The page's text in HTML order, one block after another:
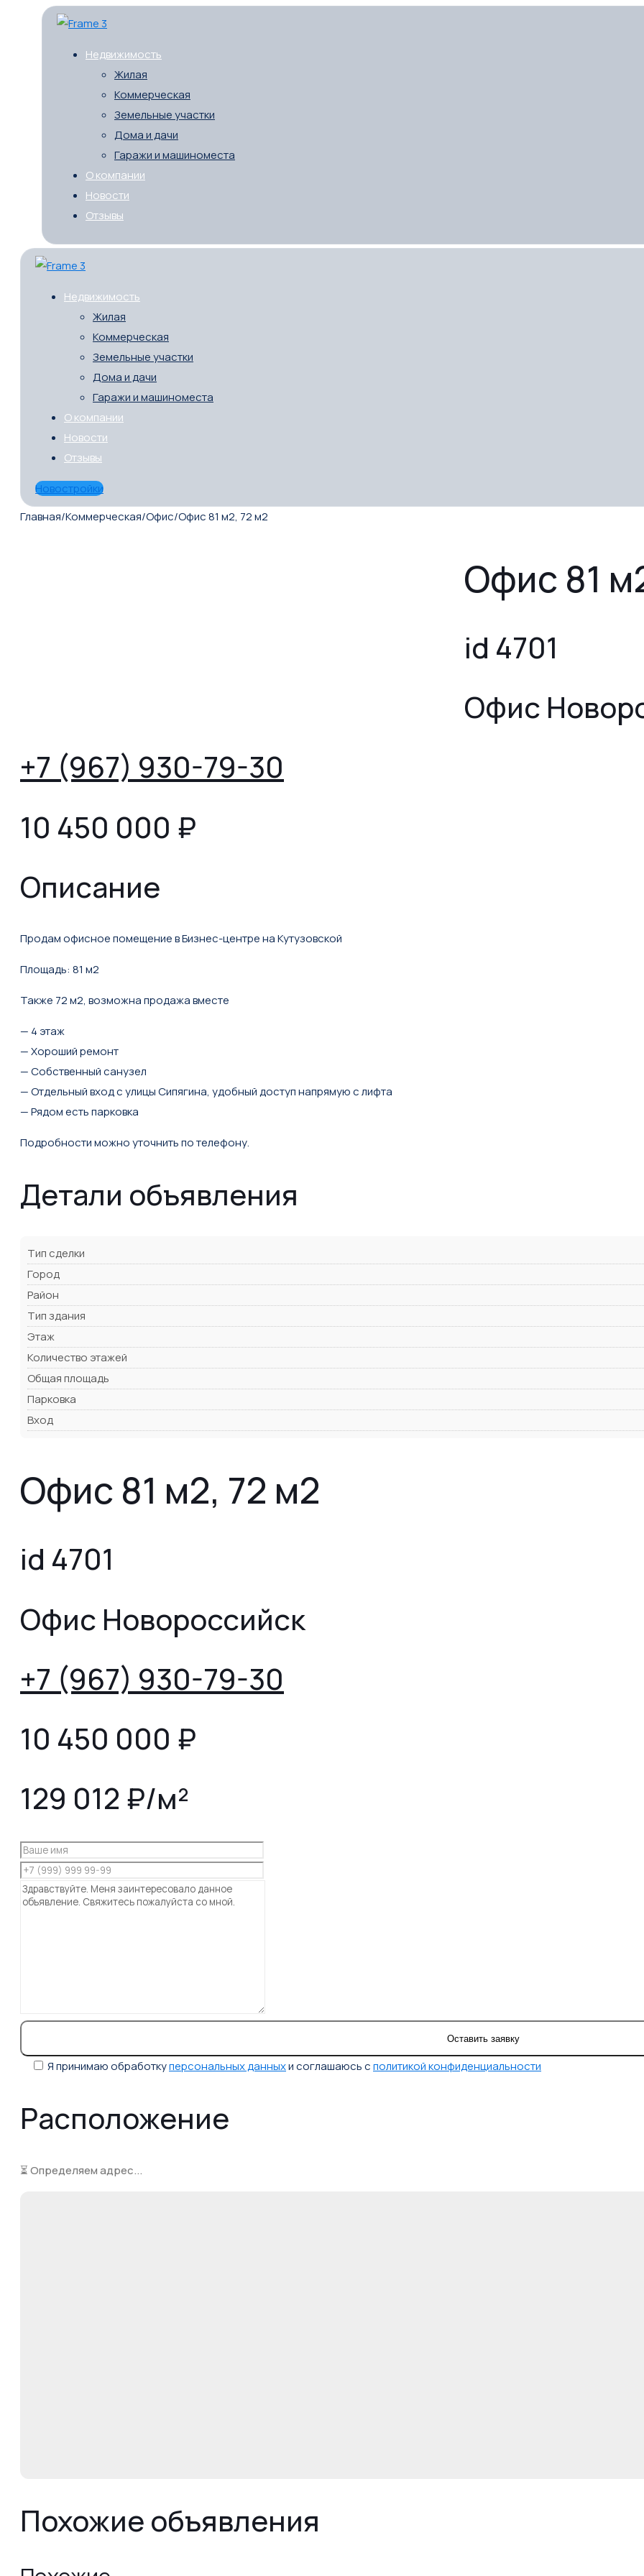
Недвижимость
Жилая
Коммерческая
Земельные участки
Дома и дачи
Гаражи и машиноместа
О компании
Новости
Отзывы
Недвижимость
Жилая
Коммерческая
Земельные участки
Дома и дачи
Гаражи и машиноместа
О компании
Новости
Отзывы
Новостройки
Главная/Коммерческая/Офис/Офис 81 м2, 72 м2
Офис 81
id 4701
Офис
+7 (967) 930-79-30
10 450 000 ₽
Описание
Продам офисное помещение в Бизнес-центре на Кутузовской
Площадь: 81 м2
Также 72 м2, возможна продажа вместе
— 4 этаж
— Хороший ремонт
— Собственный санузел
— Отдельный вход с улицы Сипягина, удобный доступ напрямую с лифта
— Рядом есть парковка
Подробности можно уточнить по телефону.
Детали объявления
Тип сделки
Город
Район
Тип здания
Этаж
Количество этажей
Общая площадь
Парковка
Вход
Офис 81 м2, 72 м2
id 4701
Офис Новороссийск
+7 (967) 930-79-30
10 450 000 ₽
129 012 ₽/м²
Я принимаю обработкуперсональных данныхи соглашаюсь сполитикой конфиденциальности
Расположение
⏳ Определяем адрес...
Похожие объявления